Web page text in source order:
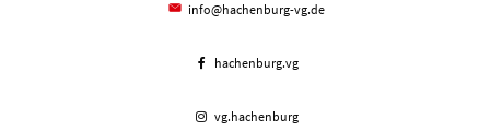
info@hachenburg-vg.de
hachenburg.vg
vg.hachenburg